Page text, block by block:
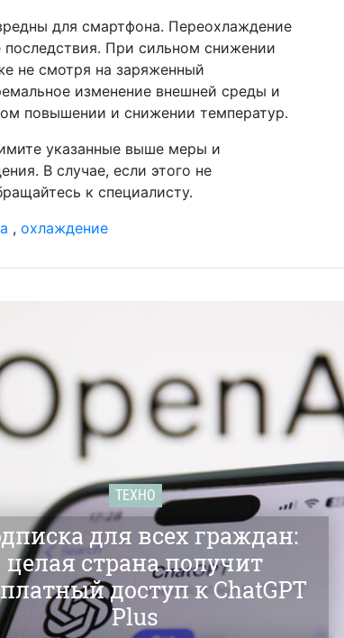
для смартфона. Переохлаждение
последствия. При сильном снижении
не смотря на заряженный
изменение внешней среды и
повышении и снижении температур.
указанные выше меры и
В случае, если этого не
к специалисту.
, охлаждение
ТЕХНО
для всех граждан:
целая страна получит
доступ к ChatGPT
Plus